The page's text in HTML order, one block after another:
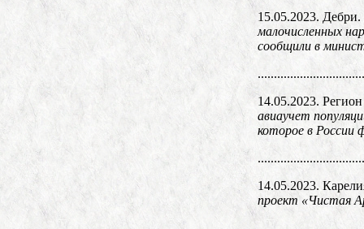
15.05.2023. Дебри.
малочисленных
сообщили в
14.05.2023.
авиаучет
которое в России
14.05.2023.
проект «Чистая